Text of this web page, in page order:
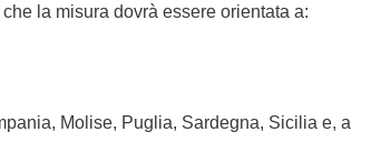
la misura dovrà essere orientata a:
Molise, Puglia, Sardegna, Sicilia e, a